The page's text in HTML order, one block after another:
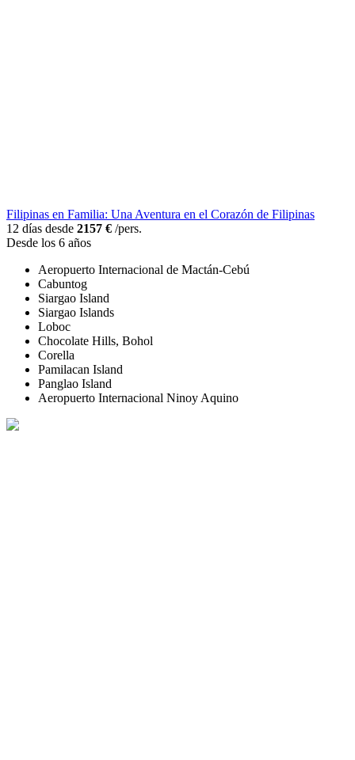
Filipinas en Familia: Una Aventura en el Corazón de Filipinas
12 días desde 2157 € /pers.
Desde los 6 años
Aeropuerto Internacional de Mactán-Cebú
Cabuntog
Siargao Island
Siargao Islands
Loboc
Chocolate Hills, Bohol
Corella
Pamilacan Island
Panglao Island
Aeropuerto Internacional Ninoy Aquino